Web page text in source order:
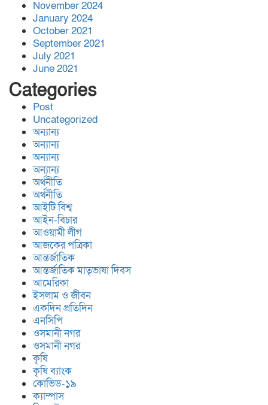
সিডস অফ সাদাকাহ কর্তৃক বিশ্বনাথের
November 2024
January 2024
October 2021
September 2021
July 2021
June 2021
Categories
Post
Uncategorized
অন্যান্য
অন্যান্য
অন্যান্য
অন্যান্য
অর্থনীতি
অর্থনীতি
আইটি বিশ্ব
আইন-বিচার
আওয়ামী লীগ
আজকের পত্রিকা
আন্তর্জাতিক
আন্তর্জাতিক মাতৃভাষা দিবস
আমেরিকা
ইসলাম ও জীবন
একদিন প্রতিদিন
এনসিপি
ওসমানী নগর
ওসমানী নগর
কৃষি
কৃষি ব্যাংক
কোভিড-১৯
ক্যাম্পাস